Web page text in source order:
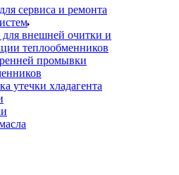
сервиса и ремонта
для внешней очитки и
теплообменников
промывки
утечки хладагента